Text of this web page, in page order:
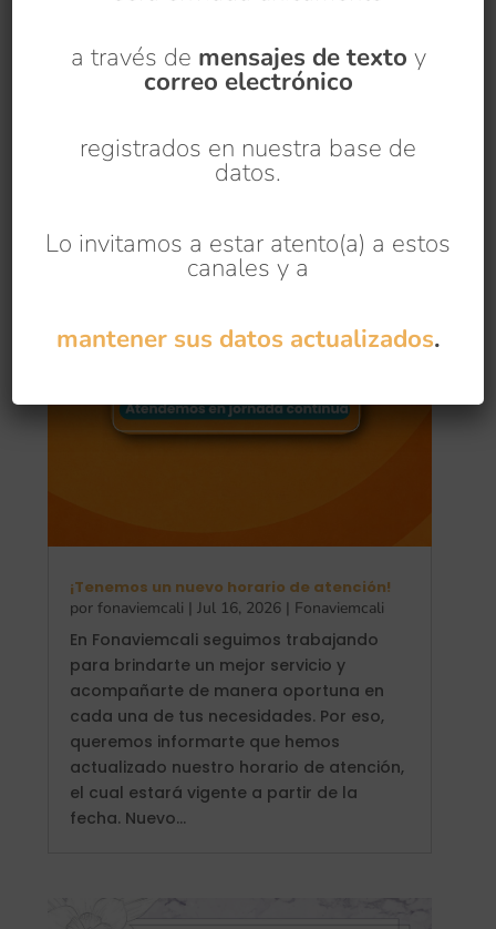
¡Tenemos un nuevo horario de atención!
porfonaviemcali |Jul 16, 2026 | Fonaviemcali
En Fonaviemcali seguimos trabajando
para brindarte un mejor servicio y
acompañarte de manera oportuna en
cada una de tus necesidades. Por eso,
queremos informarte que hemos
actualizado nuestro horario de atención,
el cual estará vigente a partir de la
fecha. Nuevo...
a través de mensajes de texto y
correo electrónico
registrados en nuestra base de
datos.
Lo invitamos a estar atento(a) a estos
canales y a
mantener sus datos actualizados.